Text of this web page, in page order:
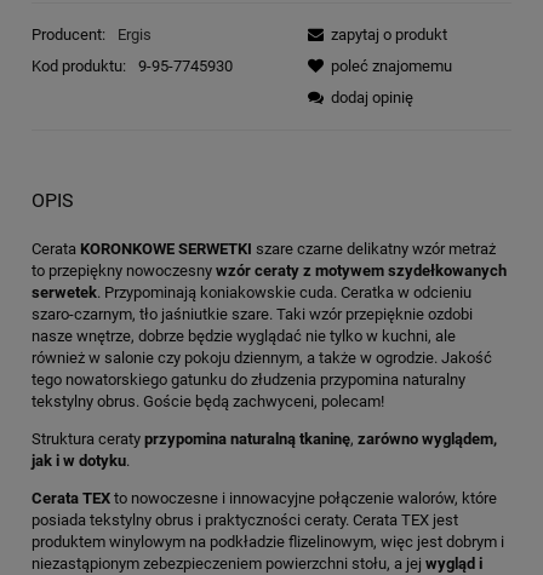
Producent:
Ergis
Kod produktu:
9-95-7745930
zapytaj o produkt
poleć znajomemu
dodaj opinię
OPIS
Cerata KORONKOWE SERWETKI szare czarne delikatny wzór metraż
to przepiękny nowoczesny wzór ceraty z motywem szydełkowanych
serwetek. Przypominają koniakowskie cuda. Ceratka w odcieniu
szaro-czarnym, tło jaśniutkie szare. Taki wzór przepięknie ozdobi
nasze wnętrze, dobrze będzie wyglądać nie tylko w kuchni, ale
również w salonie czy pokoju dziennym, a także w ogrodzie. Jakość
tego nowatorskiego gatunku do złudzenia przypomina naturalny
tekstylny obrus. Goście będą zachwyceni, polecam!
Struktura ceraty przypomina naturalną tkaninę, zarówno wyglądem,
jak i w dotyku.
Cerata TEX to nowoczesne i innowacyjne połączenie walorów, które
posiada tekstylny obrus i praktyczności ceraty. Cerata TEX jest
produktem winylowym na podkładzie flizelinowym, więc jest dobrym i
niezastąpionym zebezpieczeniem powierzchni stołu, a jej wygląd i